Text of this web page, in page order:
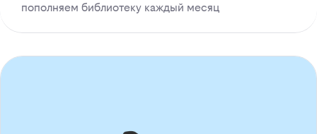
пополняем библиотеку каждый месяц